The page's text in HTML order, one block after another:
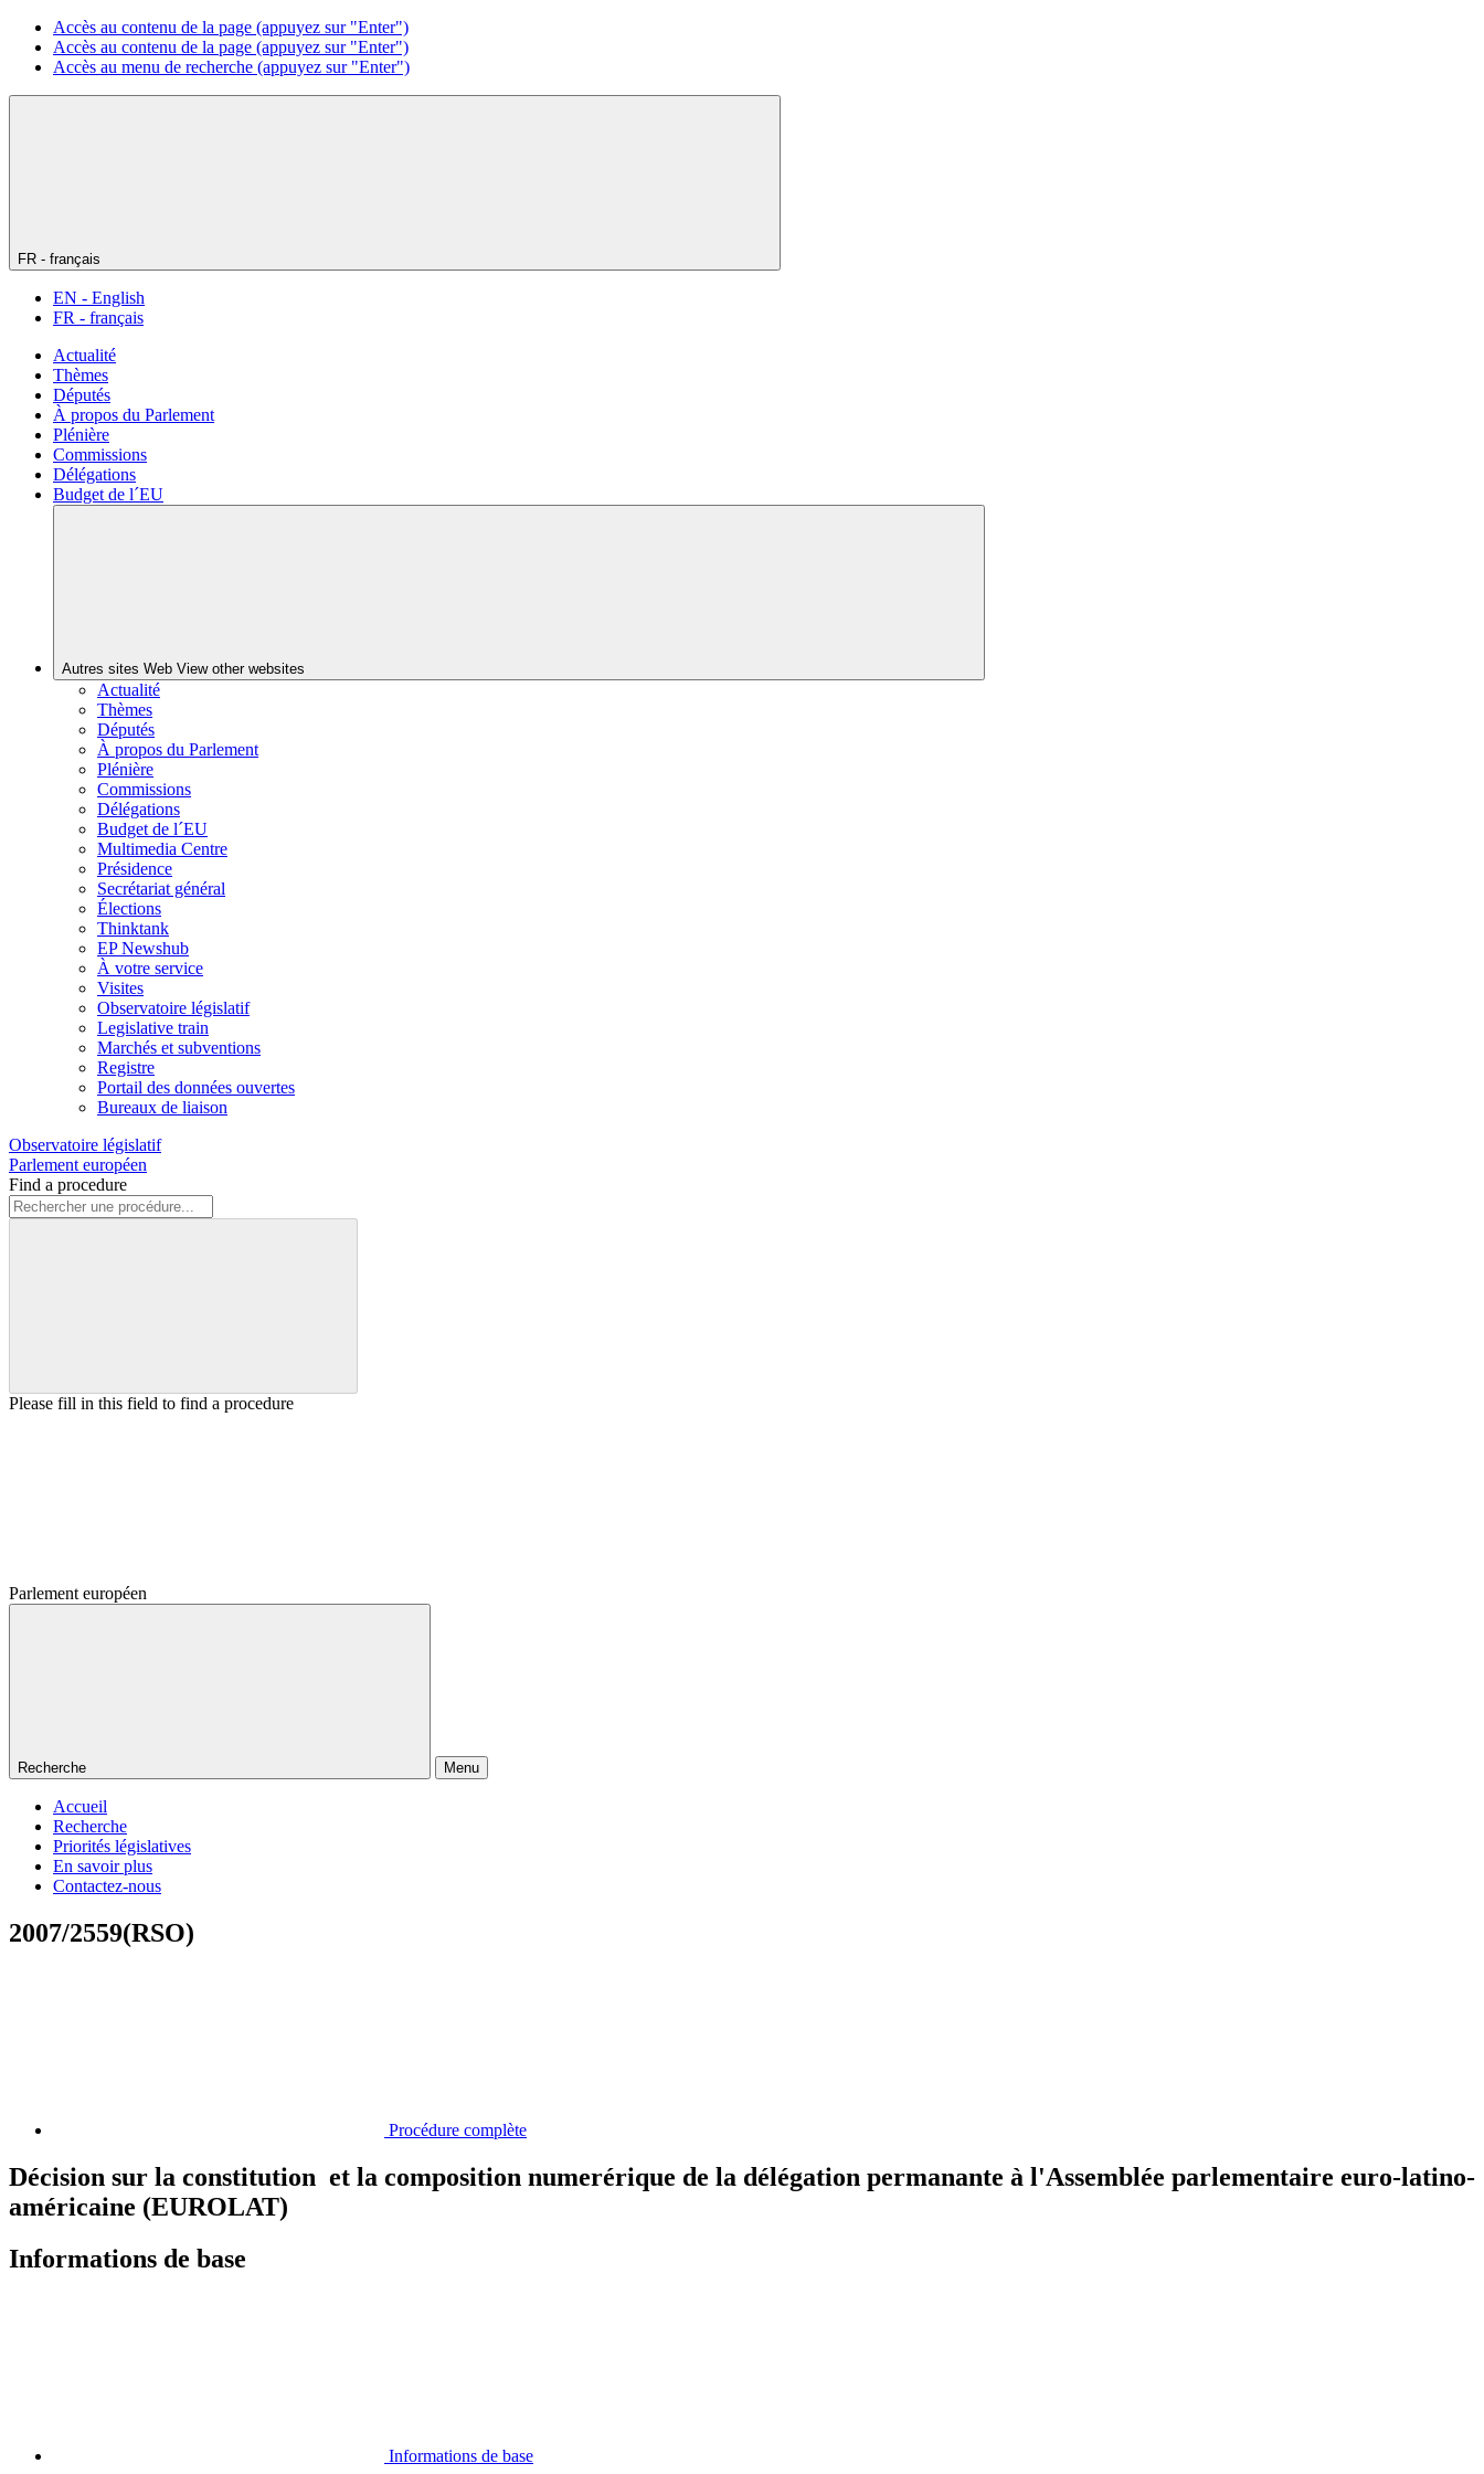
Accès au contenu de la page (appuyez sur "Enter")
Accès au contenu de la page (appuyez sur "Enter")
Accès au menu de recherche (appuyez sur "Enter")
FR - français
EN - English
FR - français
Actualité
Thèmes
Députés
À propos du Parlement
Plénière
Commissions
Délégations
Budget de l´EU
Autres sites Web View other websites
Actualité
Thèmes
Députés
À propos du Parlement
Plénière
Commissions
Délégations
Budget de l´EU
Multimedia Centre
Présidence
Secrétariat général
Élections
Thinktank
EP Newshub
À votre service
Visites
Observatoire législatif
Legislative train
Marchés et subventions
Registre
Portail des données ouvertes
Bureaux de liaison
Observatoire législatif
Parlement européen
Find a procedure
Please fill in this field to find a procedure
Parlement européen
Recherche Menu
Accueil
Recherche
Priorités législatives
En savoir plus
Contactez-nous
2007/2559(RSO)
Procédure complète
Décision sur la constitution et la composition numerérique de la délégation permanante à l'Assemblée parlementaire euro-latino-
américaine (EUROLAT)
Informations de base
Informations de base